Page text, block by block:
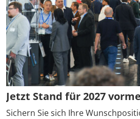
Jetzt Stand für 2027
Sichern Sie sich Ihre